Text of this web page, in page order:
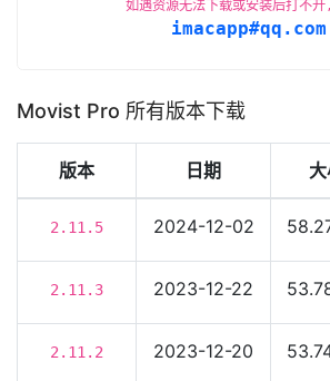
如遇资源无法下载或安装后打不
imacapp#qq.com
Movist Pro 所有版本下载
版本 日期
2.11.5 2024-12-02
2.11.3 2023-12-22
2.11.2 2023-12-20